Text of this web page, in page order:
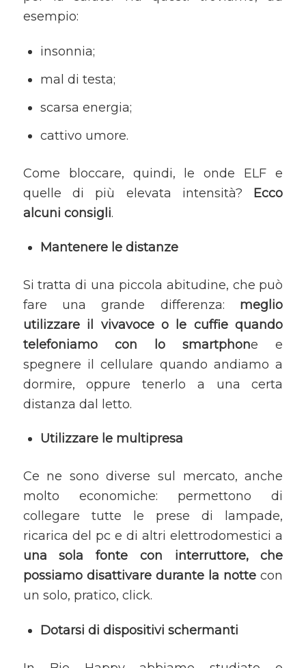
esempio:
insonnia;
mal di testa;
scarsa energia;
cattivo umore.
Come bloccare, quindi, le onde ELF e
quelle di più elevata intensità? Ecco
alcuni consigli.
Mantenere le distanze
Si tratta di una piccola abitudine, che può
fare una grande differenza: meglio
utilizzare il vivavoce o le cuffie quando
telefoniamo con lo smartphone e
spegnere il cellulare quando andiamo a
dormire, oppure tenerlo a una certa
distanza dal letto.
Utilizzare le multipresa
Ce ne sono diverse sul mercato, anche
molto economiche: permettono di
collegare tutte le prese di lampade,
ricarica del pc e di altri elettrodomestici a
una sola fonte con interruttore, che
possiamo disattivare durante la nottecon
un solo, pratico, click.
Dotarsi di dispositivi schermanti